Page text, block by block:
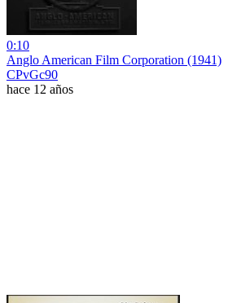
0:10
Anglo American Film Corporation (1941)
CPvGc90
hace 12 años